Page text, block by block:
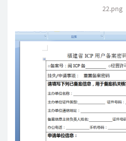
22.png